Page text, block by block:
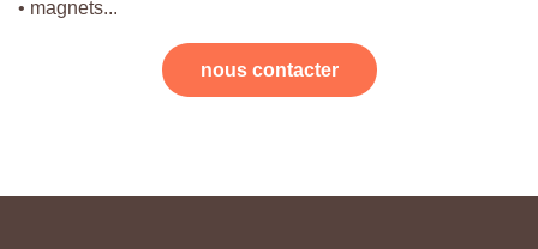
• magnets...
nous contacter